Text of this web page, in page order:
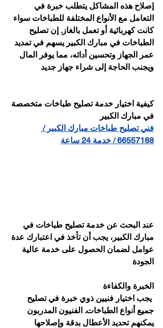
إصلاح هذه المشاكل يتطلب خبرة في
التعامل مع الأنواع المختلفة للطباخات سواء
كانت كهربائية أو تعمل بالغاز. إن تصليح
الطباخات في مبارك الكبير يسهم في تمديد
عمر الجهاز وتحسين أدائه، مما يوفر المال
ويجنب الحاجة إلى شراء جهاز جديد
كيفية اختيار خدمة تصليح طباخات متخصصة
في مبارك الكبير
فني تصليح طباخات مبارك الكبير /
66557188 / خدمة 24 ساعة
عند البحث عن خدمة تصليح طباخات في
مبارك الكبير، يجب أن تأخذ في اعتبارك عدة
عوامل لضمان الحصول على خدمة عالية
الجودة
الخبرة والكفاءة
يجب اختيار فنيين ذوي خبرة في تصليح
جميع أنواع الطباخات. الفنيون المدربون
يمكنهم تحديد الأعطال بدقة وإصلاحها